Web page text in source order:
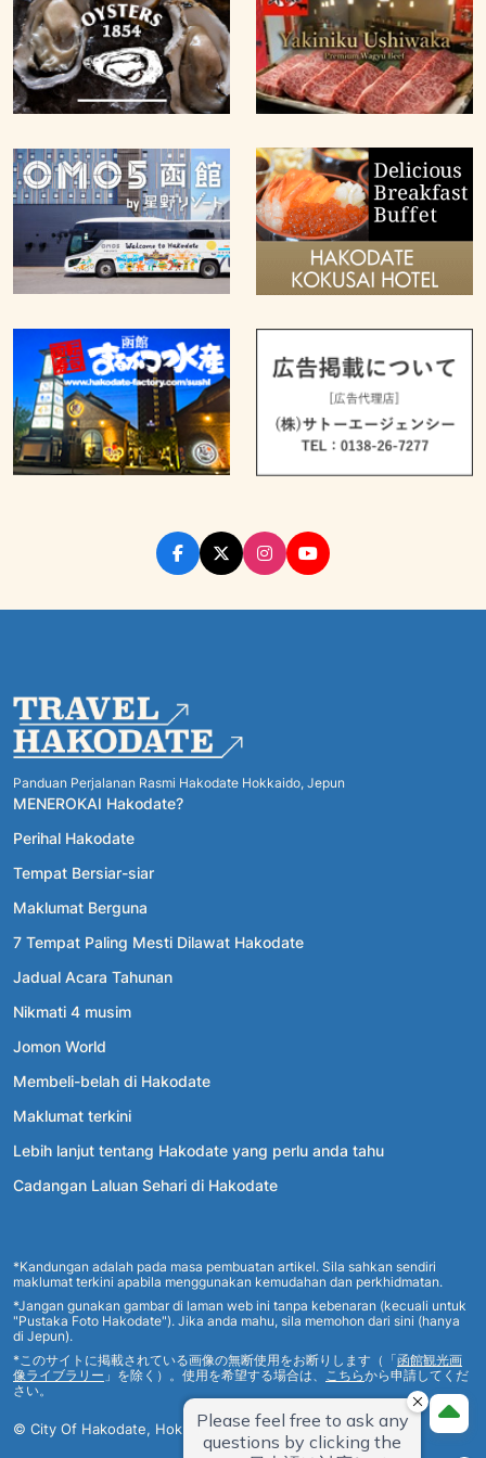
Panduan Perjalanan Rasmi Hakodate Hokkaido, Jepun
MENEROKAI Hakodate?
Perihal Hakodate
Tempat Bersiar-siar
Maklumat Berguna
7 Tempat Paling Mesti Dilawat Hakodate
Jadual Acara Tahunan
Nikmati 4 musim
Jomon World
Membeli-belah di Hakodate
Maklumat terkini
Lebih lanjut tentang Hakodate yang perlu anda tahu
Cadangan Laluan Sehari di Hakodate
*Kandungan adalah pada masa pembuatan artikel. Sila sahkan sendiri
maklumat terkini apabila menggunakan kemudahan dan perkhidmatan.
*Jangan gunakan gambar di laman web ini tanpa kebenaran (kecuali untuk
"Pustaka Foto Hakodate"). Jika anda mahu, sila memohon dari sini (hanya
di Jepun).
*このサイトに掲載されている画像の無断使用をお断りします（「函館観光画
像ライブラリー 」を除く）。使用を希望する場合は、 こちらから申請してくだ
さい。
© City Of Hakodate, Hokkaido, Japan